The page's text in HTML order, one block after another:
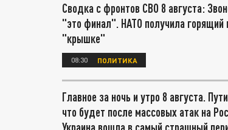
Сводка с фронтов СВО 8 августа:
"это финал". НАТО получила горящий
"крышке"
08:30 ПОЛИТИКА
Главное за ночь и утро 8 августа.
что будет после массовых атак на